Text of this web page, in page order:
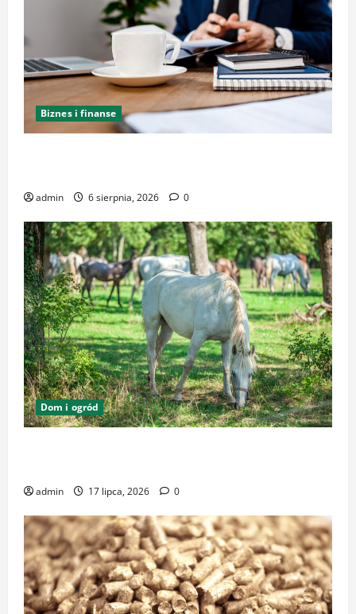
Biznes i finanse
admin 6 sierpnia, 2026 0
Dom i ogród
admin 17 lipca, 2026 0